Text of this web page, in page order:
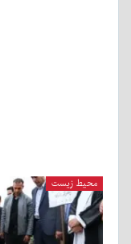
محیط زیست